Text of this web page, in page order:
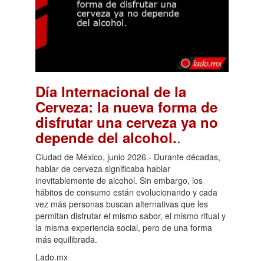
Día Internacional de la
Cerveza: la nueva forma de
disfrutar una cerveza ya no
depende del alcohol..
Ciudad de México, junio 2026.- Durante décadas,
hablar de cerveza significaba hablar
inevitablemente de alcohol. Sin embargo, los
hábitos de consumo están evolucionando y cada
vez más personas buscan alternativas que les
permitan disfrutar el mismo sabor, el mismo ritual y
la misma experiencia social, pero de una forma
más equilibrada.
Lado.mx